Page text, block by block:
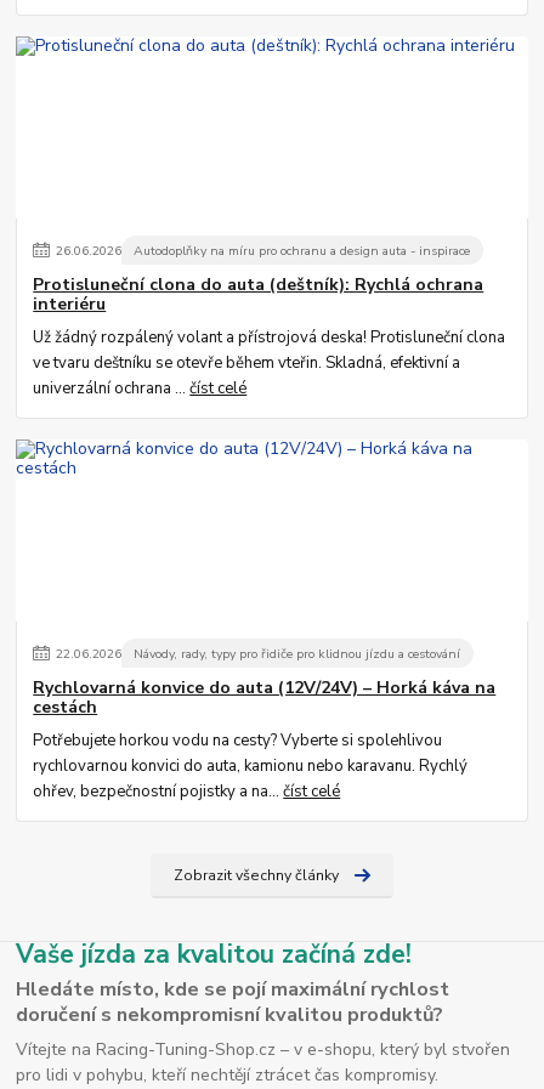
26.06.2026 Autodoplňky na míru pro ochranu a design auta - inspirace
Protisluneční clona do auta (deštník): Rychlá ochrana
interiéru
Už žádný rozpálený volant a přístrojová deska! Protisluneční clona
ve tvaru deštníku se otevře během vteřin. Skladná, efektivní a
univerzální ochrana ...číst celé
22.06.2026 Návody, rady, typy pro řidiče pro klidnou jízdu a cestování
Rychlovarná konvice do auta (12V/24V) – Horká káva na
cestách
Potřebujete horkou vodu na cesty? Vyberte si spolehlivou
rychlovarnou konvici do auta, kamionu nebo karavanu. Rychlý
ohřev, bezpečnostní pojistky a na...číst celé
Zobrazit všechny články
Vaše jízda za kvalitou začíná zde!
Hledáte místo, kde se pojí maximální rychlost
doručení s nekompromisní kvalitou produktů?
Vítejte na Racing-Tuning-Shop.cz – v e-shopu, který byl stvořen
pro lidi v pohybu, kteří nechtějí ztrácet čas kompromisy.